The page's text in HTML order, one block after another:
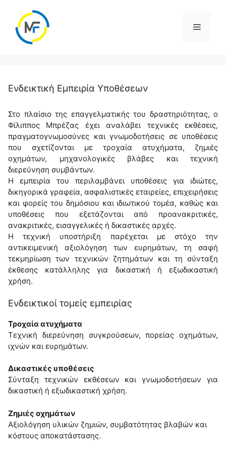
Ενδεικτική Εμπειρία Υποθέσεων
Στο πλαίσιο της επαγγελματικής του δραστηριότητας, ο
Φίλιππος Μπρέζας έχει αναλάβει τεχνικές εκθέσεις,
πραγματογνωμοσύνες και γνωμοδοτήσεις σε υποθέσεις
που σχετίζονται με τροχαία ατυχήματα, ζημιές
οχημάτων, μηχανολογικές βλάβες και τεχνική
διερεύνηση συμβάντων.
Η εμπειρία του περιλαμβάνει υποθέσεις για ιδιώτες,
δικηγορικά γραφεία, ασφαλιστικές εταιρείες, επιχειρήσεις
και φορείς του δημόσιου και ιδιωτικού τομέα, καθώς και
υποθέσεις που εξετάζονται από προανακριτικές,
ανακριτικές, εισαγγελικές ή δικαστικές αρχές.
Η τεχνική υποστήριξη παρέχεται με στόχο την
αντικειμενική αξιολόγηση των ευρημάτων, τη σαφή
τεκμηρίωση των τεχνικών ζητημάτων και τη σύνταξη
έκθεσης κατάλληλης για δικαστική ή εξωδικαστική
χρήση.
Ενδεικτικοί τομείς εμπειρίας
Τροχαία ατυχήματα
Τεχνική διερεύνηση συγκρούσεων, πορείας οχημάτων,
ιχνών και ευρημάτων.
Δικαστικές υποθέσεις
Σύνταξη τεχνικών εκθέσεων και γνωμοδοτήσεων για
δικαστική ή εξωδικαστική χρήση.
Ζημιές οχημάτων
Αξιολόγηση υλικών ζημιών, συμβατότητας βλαβών και
κόστους αποκατάστασης.